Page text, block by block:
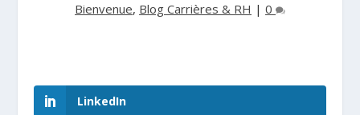
Bienvenue, Blog Carrières & RH | 0
LinkedIn